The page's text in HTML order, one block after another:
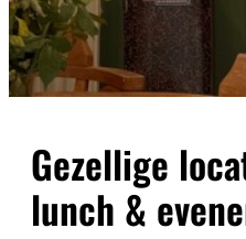
Gezellige
lunch &